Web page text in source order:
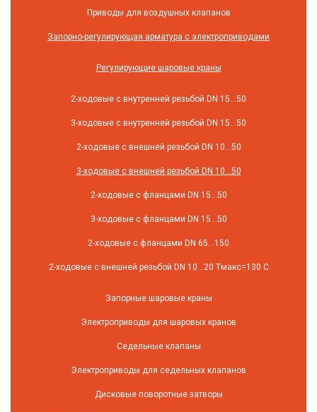
Приводы для воздушных клапанов
Запорно-регулирующая арматура с электроприводами
Регулирующие шаровые краны
2-ходовые с внутренней резьбой DN 15...50
3-ходовые с внутренней резьбой DN 15...50
2-ходовые с внешней резьбой DN 10...50
3-ходовые с внешней резьбой DN 10...50
2-ходовые с фланцами DN 15...50
3-ходовые с фланцами DN 15...50
2-ходовые с фланцами DN 65...150
2-ходовые с внешней резьбой DN 10...20 Tмакс=130 C
Запорные шаровые краны
Электроприводы для шаровых кранов
Седельные клапаны
Электроприводы для седельных клапанов
Дисковые поворотные затворы